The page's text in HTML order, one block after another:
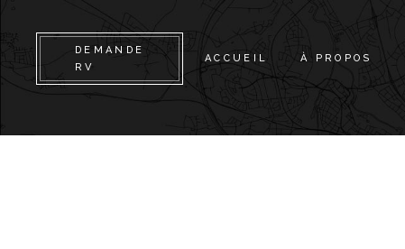
DEMANDE
RV
ACCUEIL À PROPOS